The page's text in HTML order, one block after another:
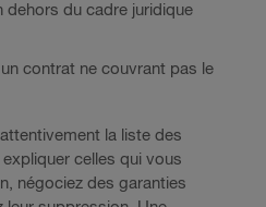
dehors du cadre juridique
contrat ne couvrant pas le
attentivement la liste des
celles qui vous
négociez des garanties